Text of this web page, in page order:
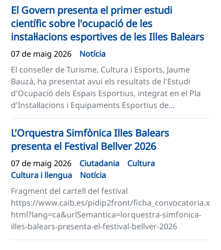
El Govern presenta el primer estudi
científic sobre l'ocupació de les
instal·lacions esportives de les Illes Balears
07 de maig 2026
Notícia
El conseller de Turisme, Cultura i Esports, Jaume
Bauzà, ha presentat avui els resultats de l'Estudi
d'Ocupació dels Espais Esportius, integrat en el Pla
d'Instal·lacions i Equipaments Esportius de...
L’Orquestra Simfònica Illes Balears
presenta el Festival Bellver 2026
07 de maig 2026 Ciutadania
Cultura
Cultura i llengua
Notícia
Fragment del cartell del festival
https://www.caib.es/pidip2front/ficha_convocatoria.x
html?lang=ca&urlSemantica=lorquestra-simfonica-
illes-balears-presenta-el-festival-bellver-2026